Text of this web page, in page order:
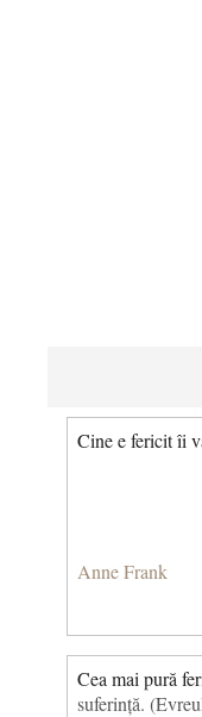
Cine e fericit îi
Anne Frank
Cea mai pură
suferință.